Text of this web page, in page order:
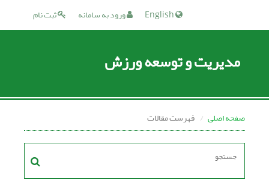
ثبت نام ورود به سامانه
مدیریت و توسعه ورزش
صفحه اصلی فهرست مقالات